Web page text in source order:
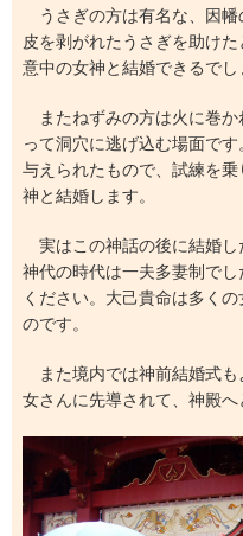
うさぎの方は有名な、因幡
皮を剥がれたうさぎを助け
意中の女神と結婚できるでし
またねずみの方は火に巻か
って洞穴に逃げ込む場面で
与えられたもので、試練を
神と結婚します。
実はこの神話の後に結婚し
神代の時代は一夫多妻制で
ください。大己貴命は多く
のです。
また境内では神前結婚式も
女さんに先導されて、神殿へ